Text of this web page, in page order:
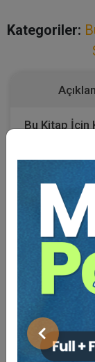
Önceki
Kategoriler:
Bu Kitap İçin
Sağlık
gerekir.
yaralama
değil, taksirle
gerekmektedir.
ilgili
önce belirtmek
karşı
yönelik